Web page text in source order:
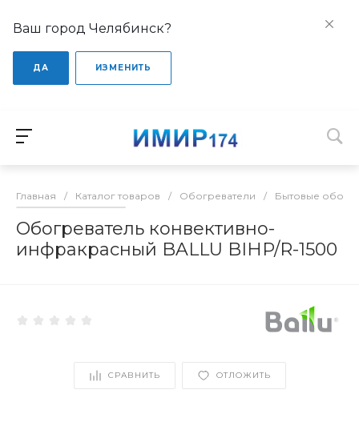
Ваш город Челябинск?
ДА ИЗМЕНИТЬ
Главная / Каталог товаров / Обогреватели / Бытовые
Обогреватель конвективно-
инфракрасный BALLU BIHP/R-1500
СРАВНИТЬ ОТЛОЖИТЬ